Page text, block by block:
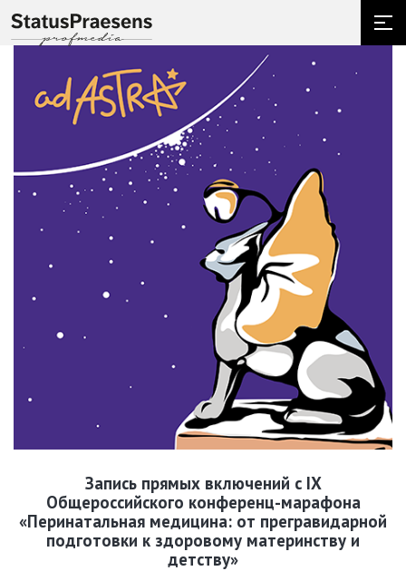
Запись прямых включений с IX
Общероссийского конференц-марафона
«Перинатальная медицина: от прегравидарной
подготовки к здоровому материнству и
детству»